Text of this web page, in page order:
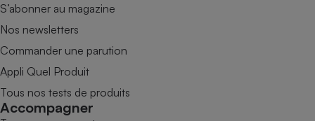
S’abonner au magazine
Nos newsletters
Commander une parution
Appli Quel Produit
Tous nos tests de produits
Accompagner